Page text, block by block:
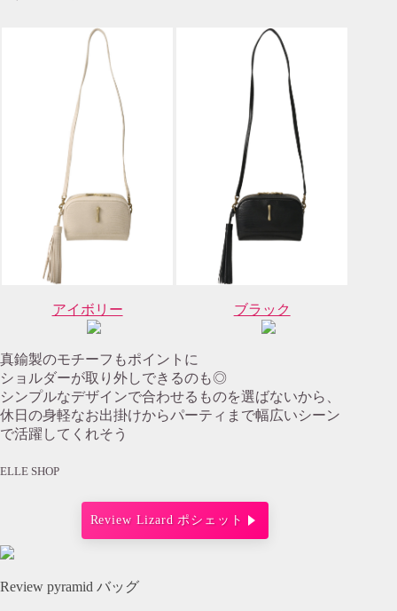
アイボリー ブラック
真鍮製のモチーフもポイントに
ショルダーが取り外しできるのも◎
シンプルなデザインで合わせるものを選ばないから、
休日の身軽なお出掛けからパーティまで幅広いシーン
で活躍してくれそう
ELLE SHOP
Review Lizard ポシェット
Review pyramid バッグ